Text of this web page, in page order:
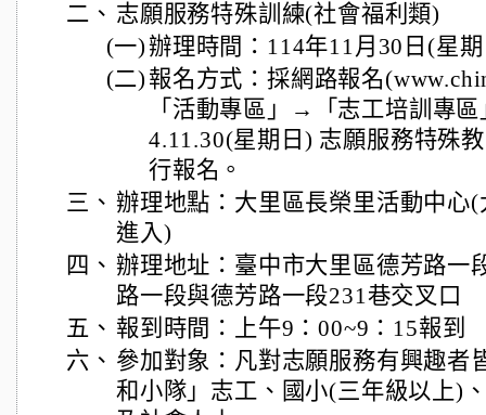
二、 志願服務特殊訓練(社會福利類)
(一)辦理時間：114年11月30日(星
(二) 報名方式：採網路報名
「活動專區」→「志工培訓專
4.11.30(星期日) 志願服務特殊
行報名。
三、 辦理地點：大里區長榮里活動中心
進入)
四、 辦理地址：臺中市大里區德芳路一
路一段與德芳路一段231巷交叉口
五、 報到時間：上午9：00~9：15報到
六、 參加對象：凡對志願服務有興趣者
和小隊」志工、國小(三年級以上)